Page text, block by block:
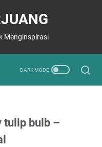
Menginspirasi
tulip bulb –